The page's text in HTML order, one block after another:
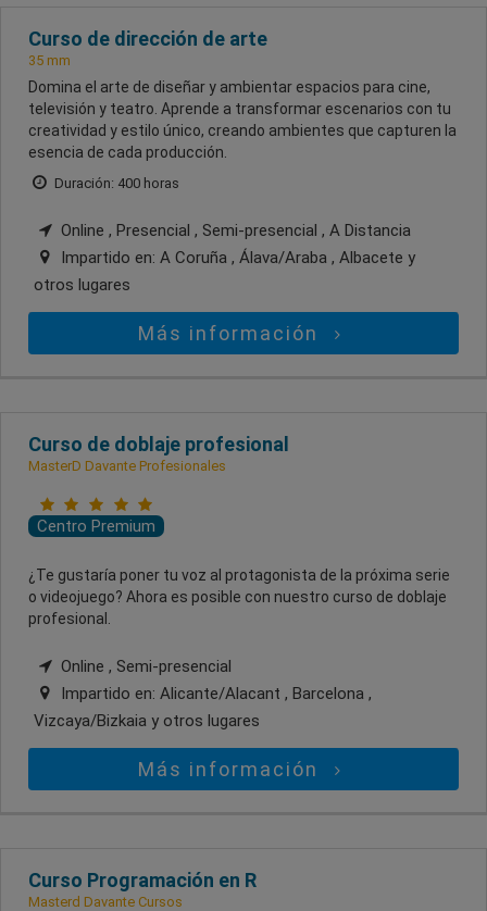
Curso de dirección de arte
35 mm
Domina el arte de diseñar y ambientar espacios para cine,
televisión y teatro. Aprende a transformar escenarios con tu
creatividad y estilo único, creando ambientes que capturen la
esencia de cada producción.
Duración: 400 horas
Online , Presencial , Semi-presencial , A Distancia
Impartido en: A Coruña , Álava/Araba , Albacete y
otros lugares
Más información
Curso de doblaje profesional
MasterD Davante Profesionales
Centro Premium
¿Te gustaría poner tu voz al protagonista de la próxima serie
o videojuego? Ahora es posible con nuestro curso de doblaje
profesional.
Online , Semi-presencial
Impartido en: Alicante/Alacant , Barcelona ,
Vizcaya/Bizkaia y otros lugares
Más información
Curso Programación en R
Masterd Davante Cursos